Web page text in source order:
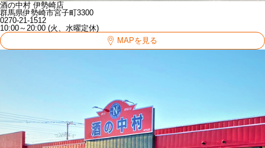
酒の中村 伊勢崎店
群馬県伊勢崎市宮子町3300
0270-21-1512
10:00～20:00 (火、水曜定休)
MAPを見る